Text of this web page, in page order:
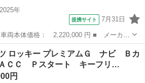
2025年
提携サイト 7月31日
ロッキー ■ グレード名： プレミア
イド適合 ハイブリッド車 パノラマモ
ロッキー プレミアムＧ ナビ Ｂカ
ＣＣ Ｐスタート キーフリ…
円